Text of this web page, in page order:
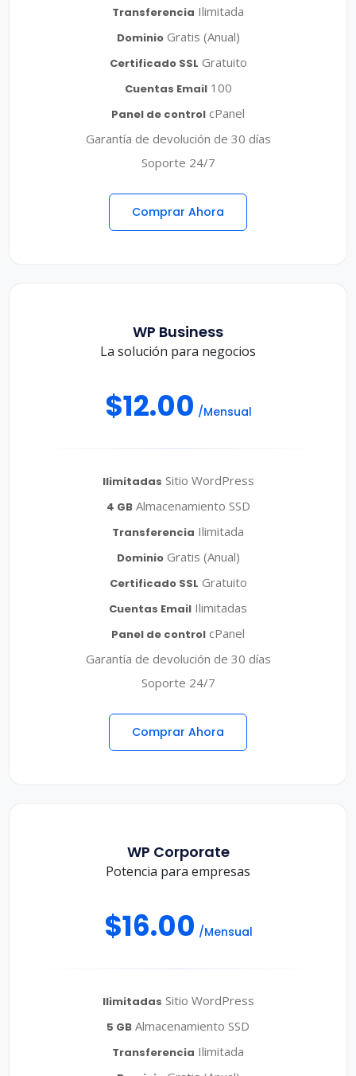
Transferencia Ilimitada
DominioGratis (Anual)
Certificado SSL Gratuito
Cuentas Email100
Panel de control cPanel
Garantía de devolución de 30 días
Soporte 24/7
Comprar Ahora
WP Business
La solución para negocios
$12.00 /Mensual
Ilimitadas Sitio WordPress
4 GBAlmacenamiento SSD
Transferencia Ilimitada
DominioGratis (Anual)
Certificado SSL Gratuito
Cuentas Email Ilimitadas
Panel de control cPanel
Garantía de devolución de 30 días
Soporte 24/7
Comprar Ahora
WP Corporate
Potencia para empresas
$16.00 /Mensual
Ilimitadas Sitio WordPress
5 GB Almacenamiento SSD
Transferencia Ilimitada